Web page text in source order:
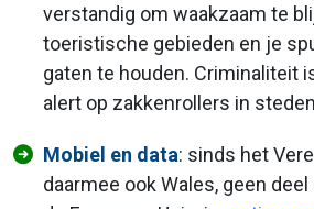
verstandig om waakzaam te
toeristische gebieden en je
gaten te houden. Criminaliteit
alert op zakkenrollers in
Mobiel en data: sinds het
daarmee ook Wales, geen